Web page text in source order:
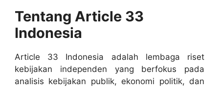
Tentang Article 33
Indonesia
Article 33 Indonesia adalah lembaga riset
kebijakan independen yang berfokus pada
analisis kebijakan publik, ekonomi politik, dan